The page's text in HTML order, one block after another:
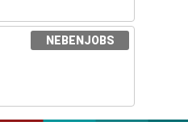
NEBENJOBS